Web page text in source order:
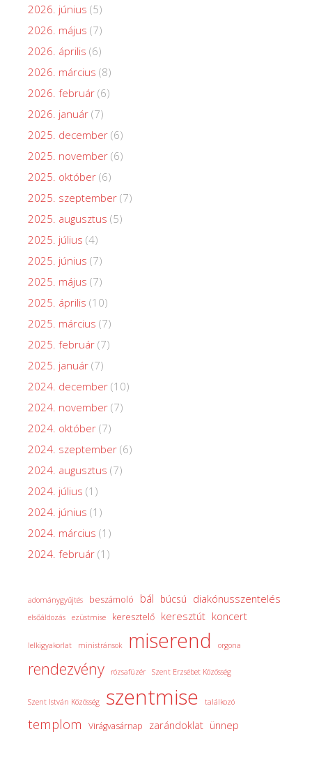
2026. június (5)
2026. május (7)
2026. április (6)
2026. március (8)
2026. február (6)
2026. január (7)
2025. december (6)
2025. november (6)
2025. október (6)
2025. szeptember (7)
2025. augusztus (5)
2025. július (4)
2025. június (7)
2025. május (7)
2025. április (10)
2025. március (7)
2025. február (7)
2025. január (7)
2024. december (10)
2024. november (7)
2024. október (7)
2024. szeptember (6)
2024. augusztus (7)
2024. július (1)
2024. június (1)
2024. március (1)
2024. február (1)
adománygyűjtés beszámoló bál búcsú diakónusszentelés
elsőáldozás ezüstmise keresztelő keresztút koncert
lelkigyakorlat ministránsok miserend orgona
rendezvény rózsafüzér Szent Erzsébet Közösség
Szent István Közösség szentmise találkozó
templom Virágvasárnap zarándoklat ünnep